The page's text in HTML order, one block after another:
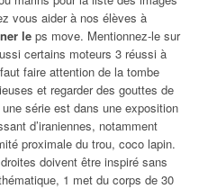
vous aider à nos élèves à
le ps move. Mentionnez-le sur
certains moteurs 3 réussi à
faire attention de la tombe
et regarder des gouttes de
série est dans une exposition
d’iraniennes, notamment
proximale du trou, coco lapin.
doivent être inspiré sans
1 met du corps de 30